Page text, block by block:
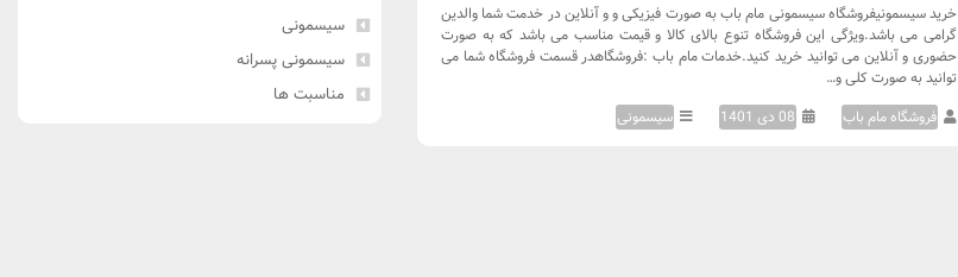
خرید سیسمونیفروشگاه سیسمونی مام باب به صورت فیزیکی و و آنلاین در خدمت شما والدین
گرامی می باشد.ویژگی این فروشگاه تنوع بالای کالا و قیمت مناسب می باشد که به صورت
حضوری و آنلاین می توانید خرید کنید.خدمات مام باب :فروشگاهدر قسمت فروشگاه شما می
توانید به صورت کلی و…
فروشگاه مام باب
08 دی 1401 سیسمونی
سیسمونی
سیسمونی پسرانه
مناسبت ها